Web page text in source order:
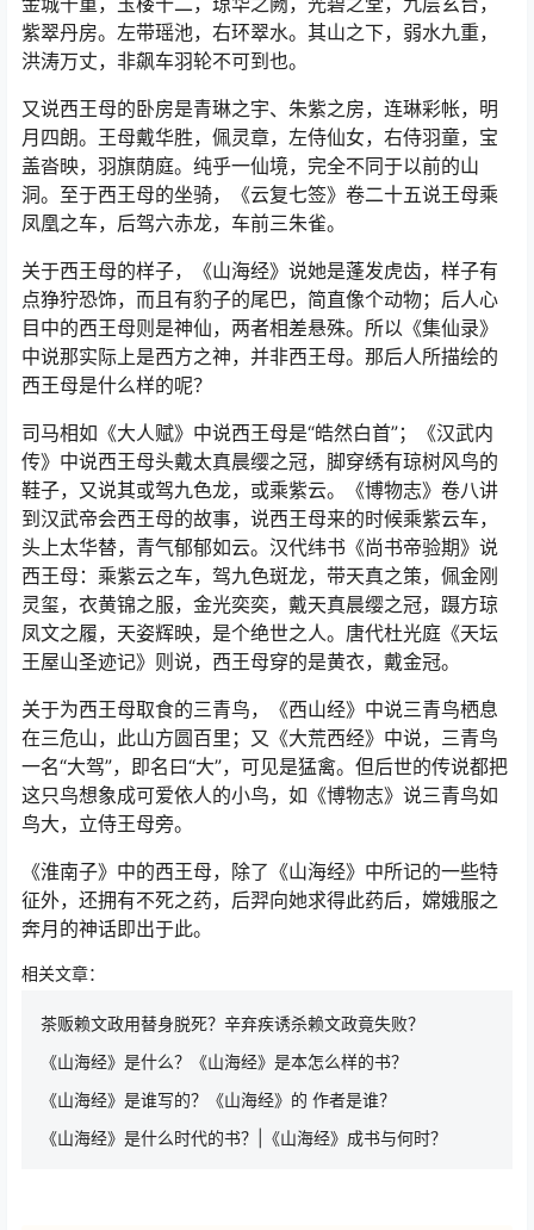
紫翠丹房。左带瑶池，右环翠水。其山之下，弱水九重，
洪涛万丈，非飙车羽轮不可到也。
又说西王母的卧房是青琳之宇、朱紫之房，连琳彩帐，明
月四朗。王母戴华胜，佩灵章，左侍仙女，右侍羽童，宝
盖沓映，羽旗荫庭。纯乎一仙境，完全不同于以前的山
洞。至于西王母的坐骑，《云复七签》卷二十五说王母乘
凤凰之车，后驾六赤龙，车前三朱雀。
关于西王母的样子，《山海经》说她是蓬发虎齿，样子有
点狰狞恐饰，而且有豹子的尾巴，简直像个动物；后人心
目中的西王母则是神仙，两者相差悬殊。所以《集仙录》
中说那实际上是西方之神，并非西王母。那后人所描绘的
西王母是什么样的呢？
司马相如《大人赋》中说西王母是“皓然白首”；《汉武内
传》中说西王母头戴太真晨缨之冠，脚穿绣有琼树风鸟的
鞋子，又说其或驾九色龙，或乘紫云。《博物志》卷八讲
到汉武帝会西王母的故事，说西王母来的时候乘紫云车，
头上太华替，青气郁郁如云。汉代纬书《尚书帝验期》说
西王母：乘紫云之车，驾九色斑龙，带天真之策，佩金刚
灵玺，衣黄锦之服，金光奕奕，戴天真晨缨之冠，蹑方琼
凤文之履，天姿辉映，是个绝世之人。唐代杜光庭《天坛
王屋山圣迹记》则说，西王母穿的是黄衣，戴金冠。
关于为西王母取食的三青鸟，《西山经》中说三青鸟栖息
在三危山，此山方圆百里；又《大荒西经》中说，三青鸟
一名“大驾”，即名曰“大”，可见是猛禽。但后世的传说都把
这只鸟想象成可爱依人的小鸟，如《博物志》说三青鸟如
鸟大，立侍王母旁。
《淮南子》中的西王母，除了《山海经》中所记的一些特
征外，还拥有不死之药，后羿向她求得此药后，嫦娥服之
奔月的神话即出于此。
相关文章：
茶贩赖文政用替身脱死？辛弃疾诱杀赖文政竟失败？
《山海经》是什么？《山海经》是本怎么样的书？
《山海经》是谁写的？《山海经》的 作者是谁？
《山海经》是什么时代的书？|《山海经》成书与何时？